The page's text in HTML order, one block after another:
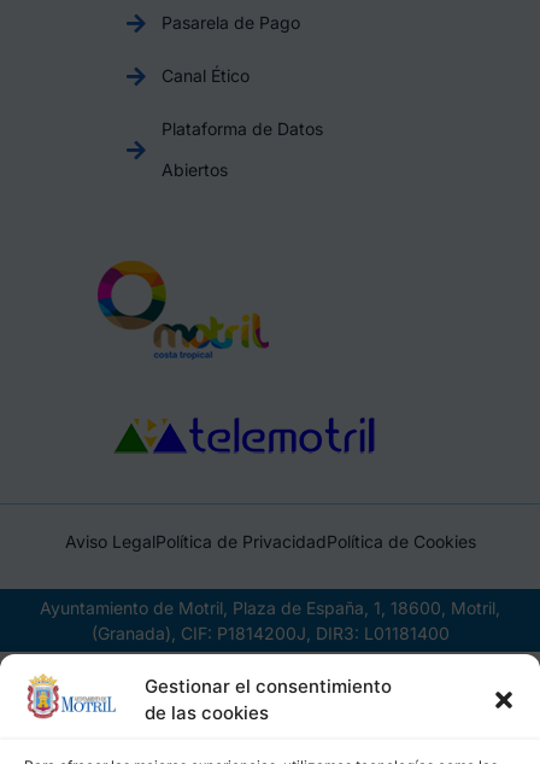
Gestionar el consentimiento
de las cookies
Pasarela de Pago
Canal Ético
Plataforma de Datos
Abiertos
Aviso LegalPolítica de PrivacidadPolítica de Cookies
Ayuntamiento de Motril, Plaza de España, 1, 18600, Motril,
(Granada), CIF: P1814200J, DIR3: L01181400